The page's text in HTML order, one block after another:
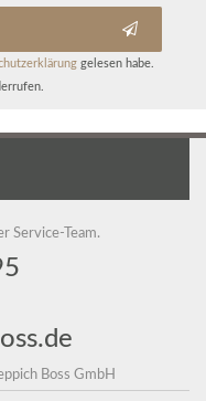
gelesen habe.
Service-Team.
Boss GmbH